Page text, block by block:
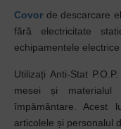
Covor de descarcare
fără electricitate
echipamentele electrice
Utilizați Anti-Stat
mesei și
împământare. Acest
articolele și personalul